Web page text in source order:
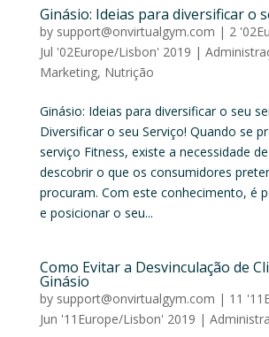
Ginásio: Ideias para diversificar o
by support@onvirtualgym.com | 2
Jul '02Europe/Lisbon' 2019 |
Marketing, Nutrição
Ginásio: Ideias para diversificar o seu
Diversificar o seu Serviço! Quando se
serviço Fitness, existe a necessidade
descobrir o que os consumidores
procuram. Com este conhecimento, é
e posicionar o seu...
Como Evitar a Desvinculação de
Ginásio
by support@onvirtualgym.com | 11
Jun '11Europe/Lisbon' 2019 |